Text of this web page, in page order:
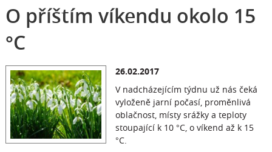
O příštím víkendu okolo 15
°C
26.02.2017
V nadcházejícím týdnu už nás čeká
vyloženě jarní počasí, proměnlivá
oblačnost, místy srážky a teploty
stoupající k 10 °C, o víkend až k 15
°C.